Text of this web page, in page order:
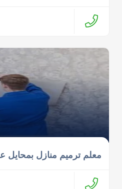
معلم ترميم منازل بمحايل